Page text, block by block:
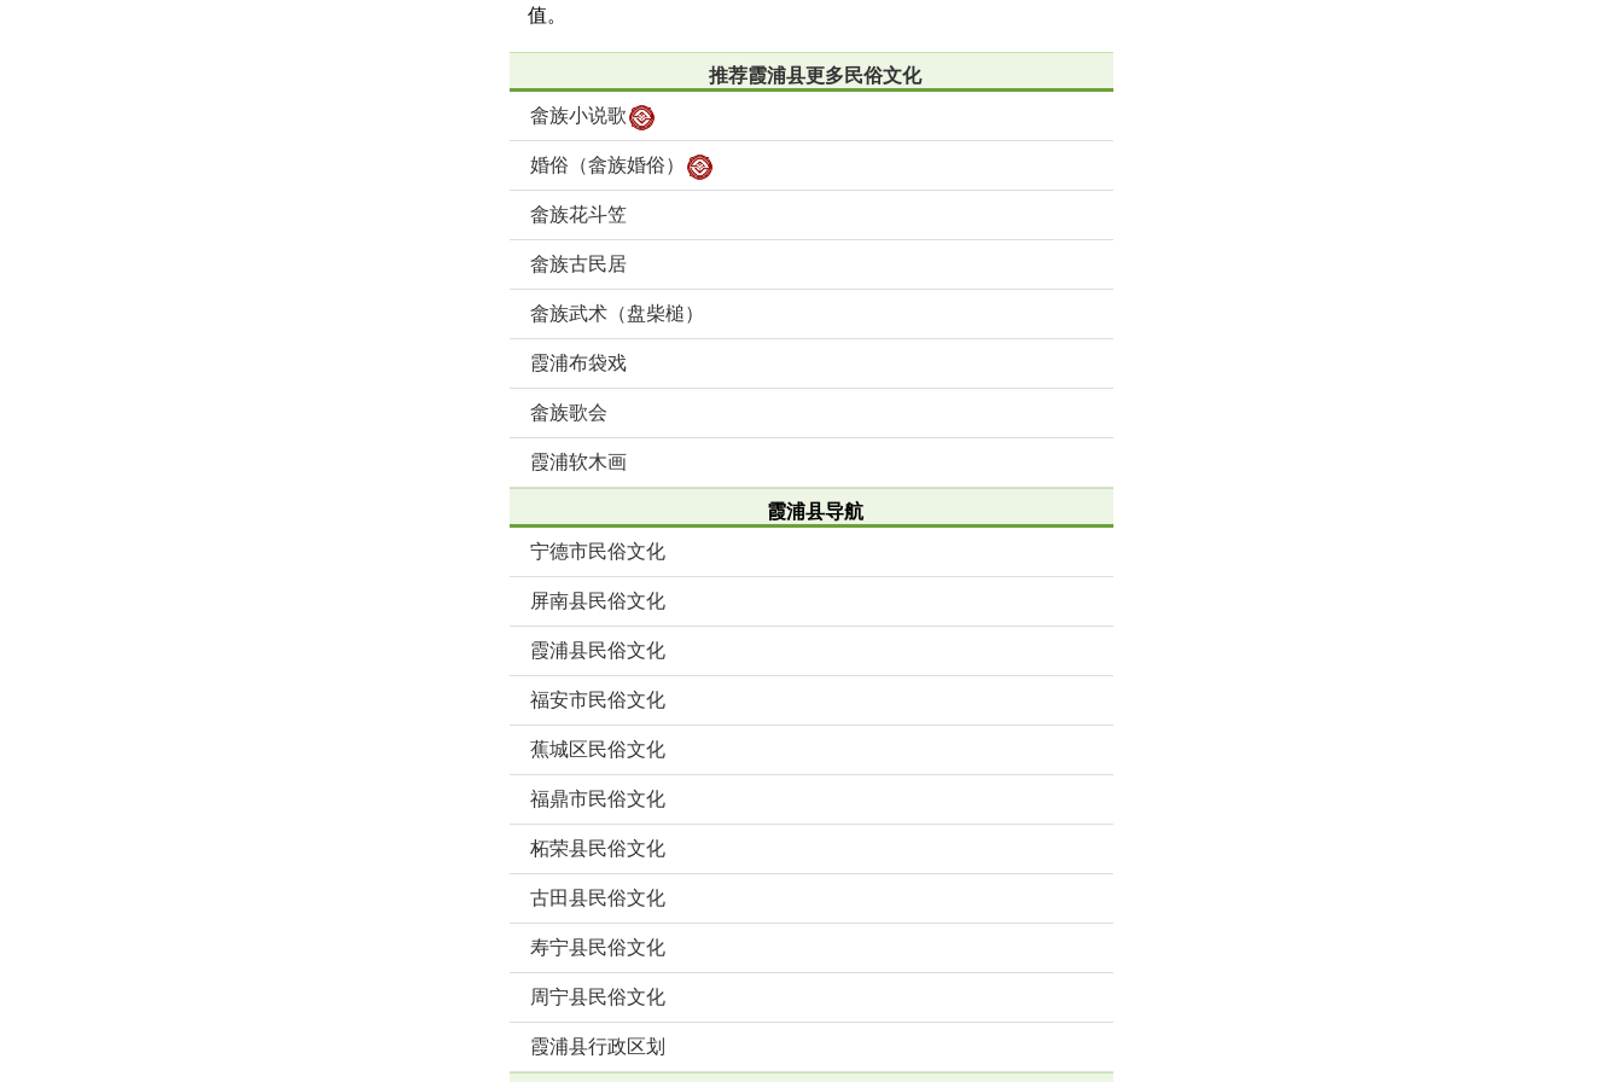
值。
推荐霞浦县更多民俗文化
畲族小说歌
婚俗（畲族婚俗）
畲族花斗笠
畲族古民居
畲族武术（盘柴槌）
霞浦布袋戏
畲族歌会
霞浦软木画
霞浦县导航
宁德市民俗文化
屏南县民俗文化
霞浦县民俗文化
福安市民俗文化
蕉城区民俗文化
福鼎市民俗文化
柘荣县民俗文化
古田县民俗文化
寿宁县民俗文化
周宁县民俗文化
霞浦县行政区划